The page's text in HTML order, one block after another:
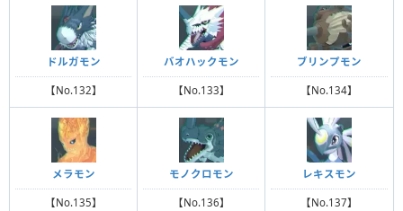
ドルガモン
【No.132】
バオハックモン
【No.133】
ブリンプモン
【No.134】
メラモン
【No.135】
モノクロモン
【No.136】
レキスモン
【No.137】